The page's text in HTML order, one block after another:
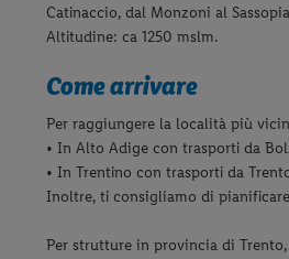
Catinaccio, dal Monzoni al
Altitudine: ca 1250 mslm.
Come arrivare
Per raggiungere la località più
• In Alto Adige con trasporti da
• In Trentino con trasporti da
Inoltre, ti consigliamo di
Per strutture in provincia di